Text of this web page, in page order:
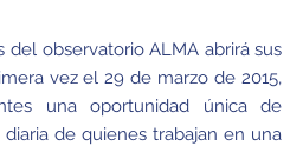
del observatorio ALMA abrirá sus
vez el 29 de marzo de 2015,
una oportunidad única de
de quienes trabajan en una